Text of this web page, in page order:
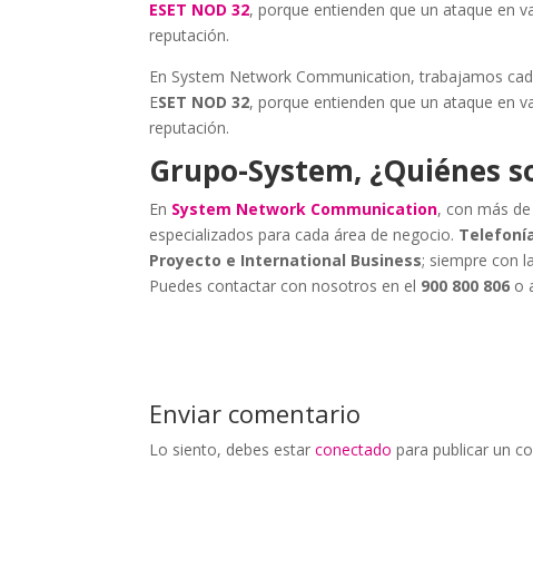
ESET NOD 32, porque entienden que un ataque en
reputación.
En System Network Communication, trabajamos
ESET NOD 32, porque entienden que un ataque en
reputación.
Grupo-System, ¿Quiénes
En System Network Communication, con más
especializados para cada área de negocio.
Proyecto e International Business; siempre con
Puedes contactar con nosotros en el 900 800 806 o
Enviar comentario
Lo siento, debes estarconectado para publicar un